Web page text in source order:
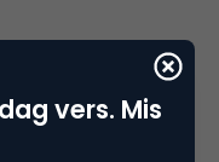
vers. Mis